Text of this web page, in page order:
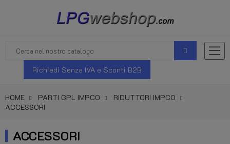
Richiedi Senza IVA e Sconti B2B
HOME PARTI GPL IMPCO
RIDUTTORI IMPCO
ACCESSORI
ACCESSORI